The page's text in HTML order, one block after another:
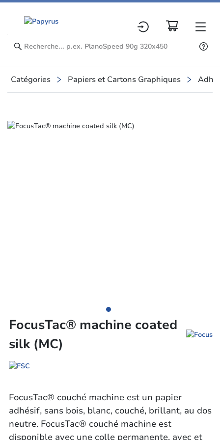
Catégories Papiers et Cartons Graphiques
Slide 1 of 1
FocusTac® machine coated
silk (MC)
FocusTac® couché machine est un papier
adhésif, sans bois, blanc, couché, brillant, au dos
neutre. FocusTac® couché machine est
disponible avec une colle permanente, avec et